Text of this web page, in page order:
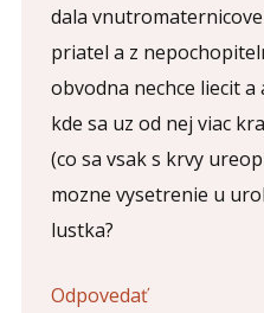
dala
priatel a z
obvodna nechce liecit
kde sa uz od nej viac
(co sa vsak s krvy
mozne vysetrenie u
lustka?
Odpovedať